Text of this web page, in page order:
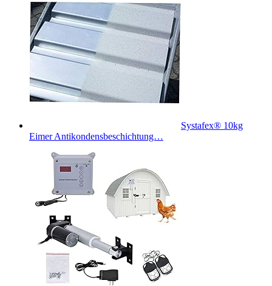
Systafex® 10kg
Eimer Antikondensbeschichtung…